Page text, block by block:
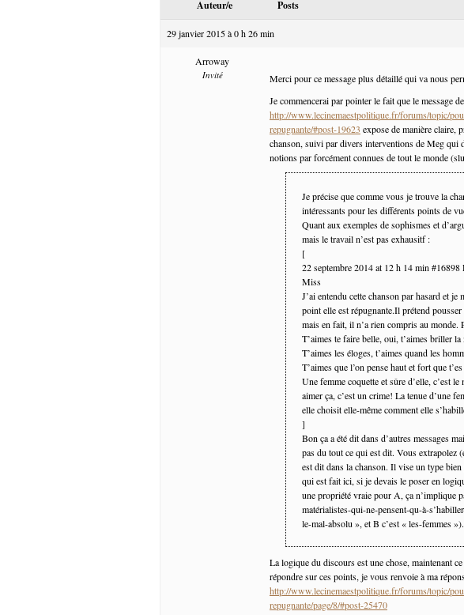
Auteur/e Posts
29 janvier 2015 à 0 h 26 min
Arroway
Invité
Merci pour ce message plus détaillé qui va nous
Je commencerai par pointer le fait que le message
http://www.lecinemaestpolitique.fr/forums/topic/
repugnante/#post-19623 expose de manière claire,
chanson, suivi par divers interventions de Meg qui
notions par forcément connues de tout le monde
Je précise que comme vous je trouve la
intéressants pour les différents points de
Quant aux exemples de sophismes et
mais le travail n’est pas exhausitf :
[
22 septembre 2014 at 12 h 14 min
Miss
J’ai entendu cette chanson par hasard et
point elle est répugnante.Il prétend
mais en fait, il n’a rien compris au monde.
T’aimes te faire belle, oui, t’aimes briller
T’aimes les éloges, t’aimes quand les
T’aimes que l’on pense haut et fort que
Une femme coquette et sûre d’elle, c’est
aimer ça, c’est un crime! La tenue d’une
elle choisit elle-même comment elle
]
Bon ça a été dit dans d’autres messages
pas du tout ce qui est dit. Vous extrapolez
est dit dans la chanson. Il vise un type
qui est fait ici, si je devais le poser en
une propriété vraie pour A, ça n’implique
matérialistes-qui-ne-pensent-qu-à-
le-mal-absolu », et B c’est « les-femmes »).
La logique du discours est une chose, maintenant
répondre sur ces points, je vous renvoie à ma
http://www.lecinemaestpolitique.fr/forums/topic/
repugnante/page/8/#post-25470